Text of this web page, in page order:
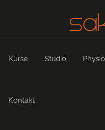
Kurse Studio Physio
Kontakt